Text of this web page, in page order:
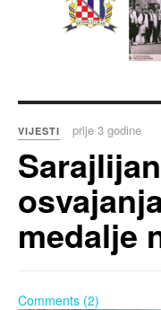
VIJESTI prije 3 godine
medalje
Comments (2)